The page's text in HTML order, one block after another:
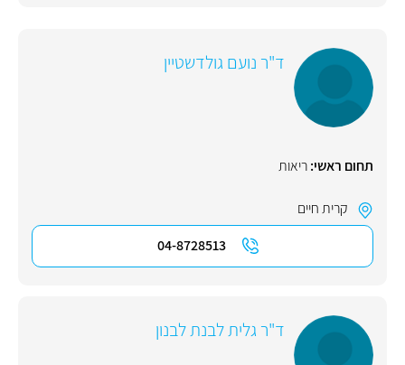
ד"ר נועם גולדשטיין
תחום ראשי:ריאות
קרית חיים
04-8728513
ד"ר גלית לבנת לבנון